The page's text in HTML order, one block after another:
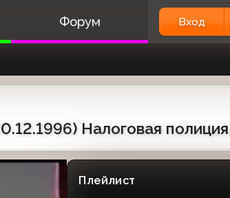
Форум Вход
Налоговая полиция
Плейлист
00:42
Программа
00:28
Программа